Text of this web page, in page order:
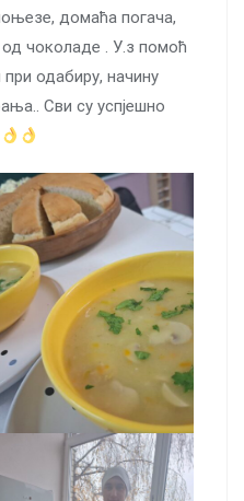
домаћа погача,
чоколаде . У.з помоћ
одабиру, начину
Сви су успјешно